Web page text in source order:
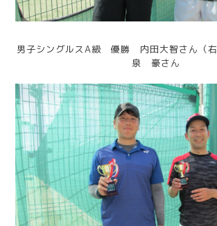
男子シングルスA級 優勝 内田大智さん
泉 豪さん